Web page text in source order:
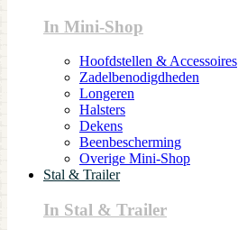
In Mini-Shop
Hoofdstellen & Accessoires
Zadelbenodigdheden
Longeren
Halsters
Dekens
Beenbescherming
Overige Mini-Shop
Stal & Trailer
In Stal & Trailer